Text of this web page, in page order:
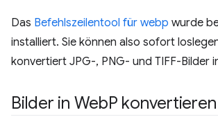
Das Befehlszeilentool für webp wurde
installiert. Sie können also sofort
konvertiert JPG-, PNG- und TIFF-Bilder
Bilder in WebP konvertieren